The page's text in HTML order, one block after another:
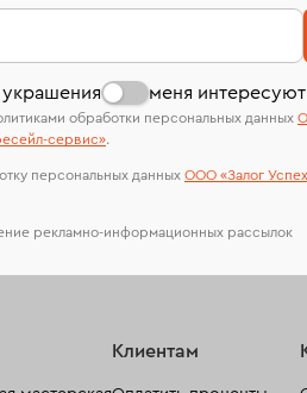
В кредит от Т-Банка (до 50
мес.)
На особо ценные изделия
сертификаты МГУ и других
лабораторий
меня
обработки персональных данных
сервиc».
персональных данных ООО «Залог
рекламно-информационных рассылок
Клиентам